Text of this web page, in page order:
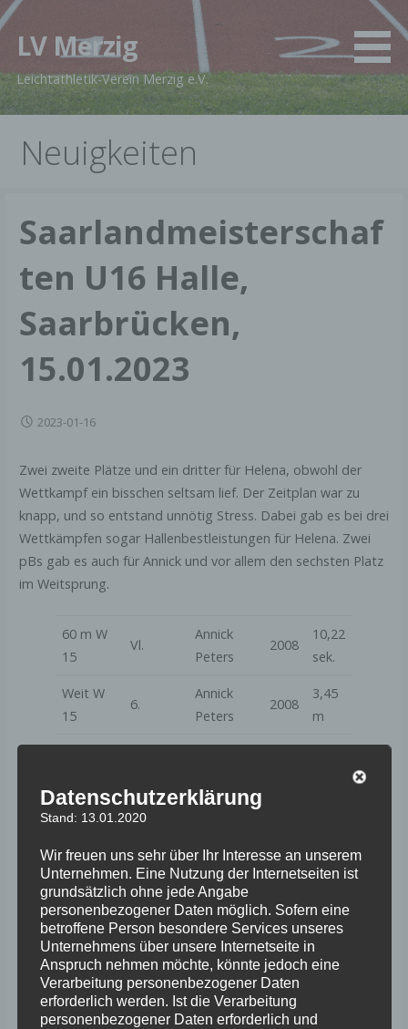
Zum
Inhalt
springenLV Merzig
Leichtathletik-Verein Merzig e.V.
Neuigkeiten
Saarlandmeisterschaf
ten U16 Halle,
Saarbrücken,
15.01.2023
2023-01-16
Zwei zweite Plätze und ein dritter für Helena, obwohl der
Wettkampf ein bisschen seltsam lief. Der Zeitplan war zu
knapp, und so entstand unnötig Stress. Dabei gab es bei drei
Wettkämpfen sogar Hallenbestleistungen für Helena. Zwei
pBs gab es auch für Annick und vor allem den sechsten Platz
im Weitsprung.
60 m W
15
Vl.
Annick
Peters
2008
10,22
sek.
Weit W
15
6.
Annick
Peters
2008
3,45
m
60 m H
2.
Hoch W
14
2.
Helena
Steuer
2009
1,46
Weit W
14
3.
Helena
Steuer
2009
4,42
m
Datenschutzerklärung
Stand: 13.01.2020
Wir freuen uns sehr über Ihr Interesse an unserem
Unternehmen. Eine Nutzung der Internetseiten ist
grundsätzlich ohne jede Angabe
personenbezogener Daten möglich. Sofern eine
betroffene Person besondere Services unseres
Unternehmens über unsere Internetseite in
Anspruch nehmen möchte, könnte jedoch eine
Verarbeitung personenbezogener Daten
erforderlich werden. Ist die Verarbeitung
personenbezogener Daten erforderlich und